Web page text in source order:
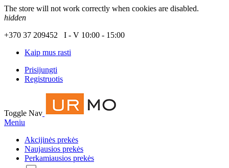
The store will not work correctly when cookies are disabled.
hidden
+370 37 209452 I - V 10:00 - 15:00
Kaip mus rasti
Prisijungti
Registruotis
Toggle Nav
Meniu
Akcijinės prekės
Naujausios prekės
Perkamiausios prekės